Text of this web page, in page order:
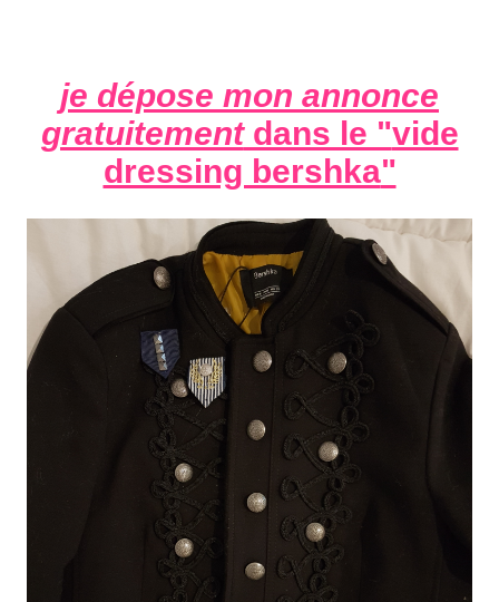
je dépose mon annonce
gratuitementdans le "vide
dressing bershka"